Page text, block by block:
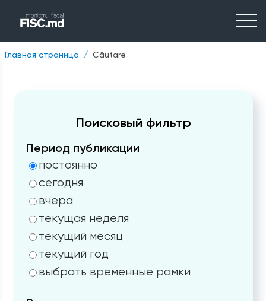
Главная страница Căutare
Поисковый фильтр
Период публикации
постоянно
сегодня
вчера
текущая неделя
текущий месяц
текущий год
выбрать временные рамки